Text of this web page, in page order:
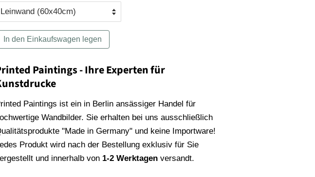
In den Einkaufswagen legen
Paintings - Ihre Experten für
Paintings ist ein in Berlin ansässiger Handel für
Wandbilder. Sie erhalten bei uns ausschließlich
"Made in Germany" und keine Importware!
Produkt wird nach der Bestellung exklusiv für Sie
und innerhalb von 1-2 Werktagen versandt.